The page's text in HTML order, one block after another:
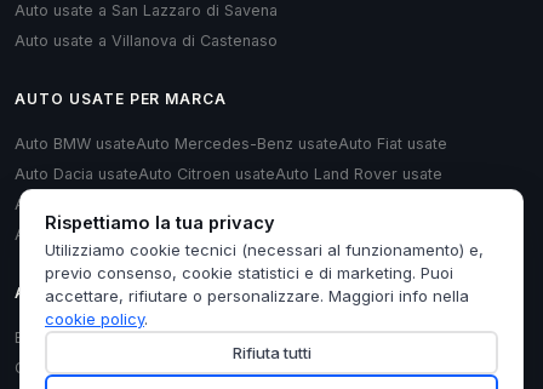
Auto usate a San Lazzaro di Savena
Auto usate a Villanova di Castenaso
AUTO USATE PER MARCA
Auto BMW usateAuto Mercedes-Benz usateAuto Fiat usate
Auto Dacia usateAuto Citroen usateAuto Land Rover usate
Auto Renault usate
Auto Audi usate
AUTO USATE PER TIPOLOGIA
Berlina usateMonovolume usateStation Wagon usateCabrio usate
Coupé usateFurgoni/Van usateHatchback usate
Rispettiamo la tua privacy
Utilizziamo cookie tecnici (necessari al funzionamento) e,
previo consenso, cookie statistici e di marketing. Puoi
accettare, rifiutare o personalizzare. Maggiori info nella
cookie policy.
Rifiuta tutti